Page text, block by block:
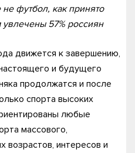
футбол, как принято
увлечены 57% россиян
движется к завершению,
и будущего
продолжатся и после
спорта высоких
любые
массового,
интересов и